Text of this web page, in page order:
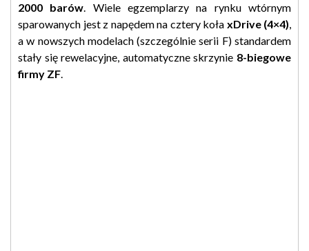
2000 barów. Wiele egzemplarzy na rynku wtórnym
sparowanych jest z napędem na cztery koła xDrive (4×4),
a w nowszych modelach (szczególnie serii F) standardem
stały się rewelacyjne, automatyczne skrzynie 8-biegowe
firmy ZF.